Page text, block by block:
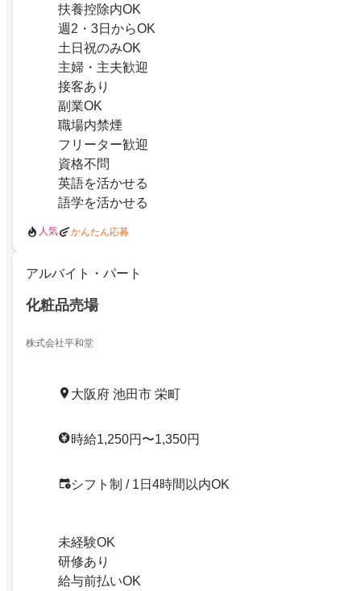
扶養控除内OK
週2・3日からOK
土日祝のみOK
主婦・主夫歓迎
接客あり
副業OK
職場内禁煙
フリーター歓迎
資格不問
英語を活かせる
語学を活かせる
人気 かんたん応募
アルバイト・パート
化粧品売場
株式会社平和堂
大阪府 池田市 栄町
時給1,250円〜1,350円
シフト制 / 1日4時間以内OK
未経験OK
研修あり
給与前払いOK